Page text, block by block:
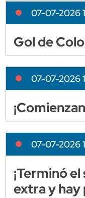
07-07-2026
Gol de
07-07-2026
07-07-2026
¡Terminó
extra y hay